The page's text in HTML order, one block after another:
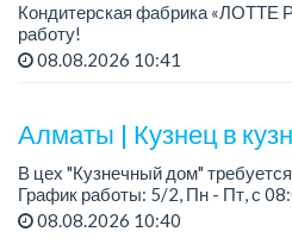
Кондитерская фабрика «ЛОТТЕ
работу!
Зарплата обсуждается на
08.08.2026 10:41
Алматы | Кузнец в
В цех "Кузнечный дом"
График работы: 5/2, Пн - Пт, с
суббота.
08.08.2026 10:40